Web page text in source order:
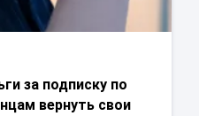
за подписку по
вернуть свои